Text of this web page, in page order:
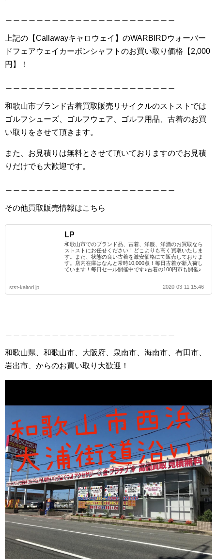
上記の【Callawayキャロウェイ】のWARBIRDウォーバー
ドフェアウェイカーボンシャフトのお買い取り価格【2,000
円】！
和歌山市ブランド古着買取販売リサイクルのストストでは
ゴルフシューズ、ゴルフウェア、ゴルフ用品、古着のお買
い取りをさせて頂きます。
また、お見積りは無料とさせて頂いておりますのでお見積
りだけでも大歓迎です。
その他買取販売情報はこちら
LP
和歌山市でのブランド品、古着、洋服、洋酒のお買取なら
ストストにお任せください！どこよりも高く買取いたしま
す。また、状態の良い古着を激安価格にて販売しておりま
す。店内在庫はなんと常時10,000点！毎日古着が新入荷し
ています！毎日セール開催中です♪古着の100円市も開催♪
stst-kaitori.jp 2020-03-11 15:46
和歌山県、和歌山市、大阪府、泉南市、海南市、有田市、
岩出市、からのお買い取り大歓迎！